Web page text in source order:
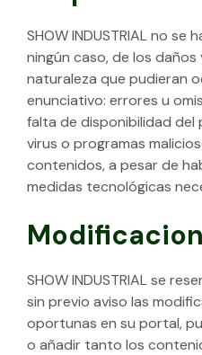
SHOW INDUSTRIAL no se
ningún caso, de los
naturaleza que pudieran
enunciativo: errores u
falta de disponibilidad del
virus o programas
contenidos, a pesar de
medidas tecnológicas
SHOW INDUSTRIAL se
sin previo aviso las
oportunas en su portal,
o añadir tanto los